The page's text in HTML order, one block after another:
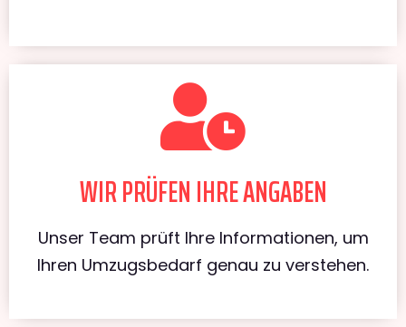
WIR PRÜFEN IHRE ANGABEN
Unser Team prüft Ihre Informationen, um
Ihren Umzugsbedarf genau zu verstehen.